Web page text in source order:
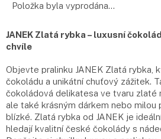
Položka byla vyprodána…
JANEK Zlatá rybka – luxusní
chvíle
Objevte pralinku JANEK Zlatá rybka,
čokoládu a unikátní chuťový zážitek.
čokoládová delikatesa ve tvaru zlaté
ale také krásným dárkem nebo milou
blízké. Zlatá rybka od JANEK je
hledají kvalitní české čokolády s